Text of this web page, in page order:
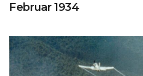
Februar 1934